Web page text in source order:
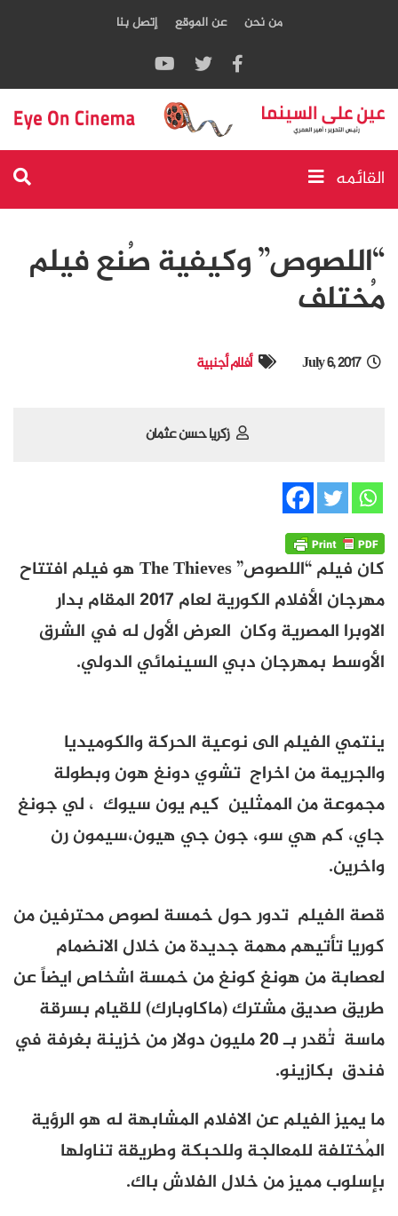
من نحن عن الموقع إتصل بنا
القائمه
“اللصوص” وكيفية صُنع فيلم
مُختلف
July 6, 2017 أفلام أجنبية
زكريا حسن عثمان
كان فيلم “اللصوص”The Thievesهو فيلم افتتاح
مهرجان الأفلام الكورية لعام 2017المقام بدار
الاوبرا المصرية وكان العرض الأول له في الشرق
الأوسط بمهرجان دبي السينمائي الدولي.
ينتمي الفيلم الى نوعية الحركة والكوميديا
والجريمة من اخراج تشوي دونغ هون وبطولة
مجموعة من الممثلين كيم يون سيوك ، لي جونغ
جاي، كم هي سو، جون جي هيون،سيمون رن
واخرين.
قصة الفيلم تدور حول خمسة لصوص محترفين من
كوريا تأتيهم مهمة جديدة من خلال الانضمام
لعصابة من هونغ كونغ من خمسة اشخاص ايضاً عن
طريق صديق مشترك (ماكاوبارك) للقيام بسرقة
ماسة تُقدر بـ20مليون دولار من خزينة بغرفة في
فندق بكازينو.
ما يميز الفيلم عن الافلام المشابهة له هو الرؤية
المُختلفة للمعالجة وللحبكة وطريقة تناولها
بإسلوب مميز من خلال الفلاش باك.